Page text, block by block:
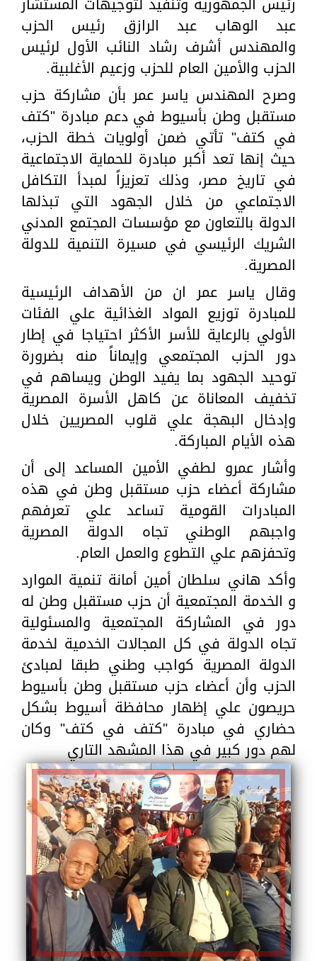
عبد الوهاب عبد الرازق رئيس الحزب
والمهندس أشرف رشاد النائب الأول لرئيس
الحزب والأمين العام للحزب وزعيم الأغلبية.
وصرح المهندس ياسر عمر بأن مشاركة حزب
مستقبل وطن بأسيوط في دعم مبادرة "كتف
في كتف" تأتي ضمن أولويات خطة الحزب،
حيث إنها تعد أكبر مبادرة للحماية الاجتماعية
في تاريخ مصر، وذلك تعزيزاً لمبدأ التكافل
الاجتماعي من خلال الجهود التي تبذلها
الدولة بالتعاون مع مؤسسات المجتمع المدني
الشريك الرئيسي في مسيرة التنمية للدولة
المصرية.
وقال ياسر عمر ان من الأهداف الرئيسية
للمبادرة توزيع المواد الغذائية علي الفئات
الأولي بالرعاية للأسر الأكثر احتياجا في إطار
دور الحزب المجتمعي وإيماناً منه بضرورة
توحيد الجهود بما يفيد الوطن ويساهم في
تخفيف المعاناة عن كاهل الأسرة المصرية
وإدخال البهجة علي قلوب المصريين خلال
هذه الأيام المباركة.
وأشار عمرو لطفي الأمين المساعد إلى أن
مشاركة أعضاء حزب مستقبل وطن في هذه
المبادرات القومية تساعد علي تعرفهم
واجبهم الوطني تجاه الدولة المصرية
وتحفزهم علي التطوع والعمل العام.
وأكد هاني سلطان أمين أمانة تنمية الموارد
و الخدمة المجتمعية أن حزب مستقبل وطن له
دور في المشاركة المجتمعية والمسئولية
تجاه الدولة في كل المجالات الخدمية لخدمة
الدولة المصرية كواجب وطني طبقا لمبادئ
الحزب وأن أعضاء حزب مستقبل وطن بأسيوط
حريصون علي إظهار محافظة أسيوط بشكل
حضاري في مبادرة "كتف في كتف" وكان
لهم دور كبير في هذا المشهد التاري